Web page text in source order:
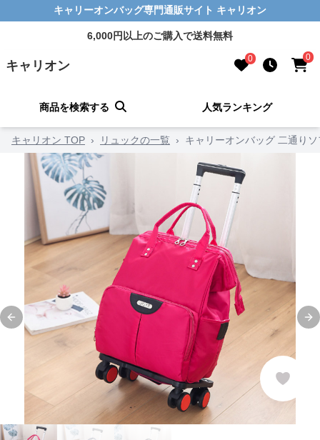
キャリーオンバッグ専門通販サイト キャリオン
6,000円以上のご購入で送料無料
キャリオン 0 0
商品を検索する 人気ランキング
キャリオン TOP › リュックの一覧 › キャリーオンバッグ 二通り
Previous slide